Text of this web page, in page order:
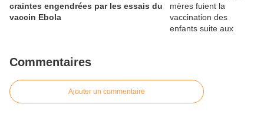
craintes engendrées par les essais du
vaccin Ebola
Commentaires
Ajouter un commentaire